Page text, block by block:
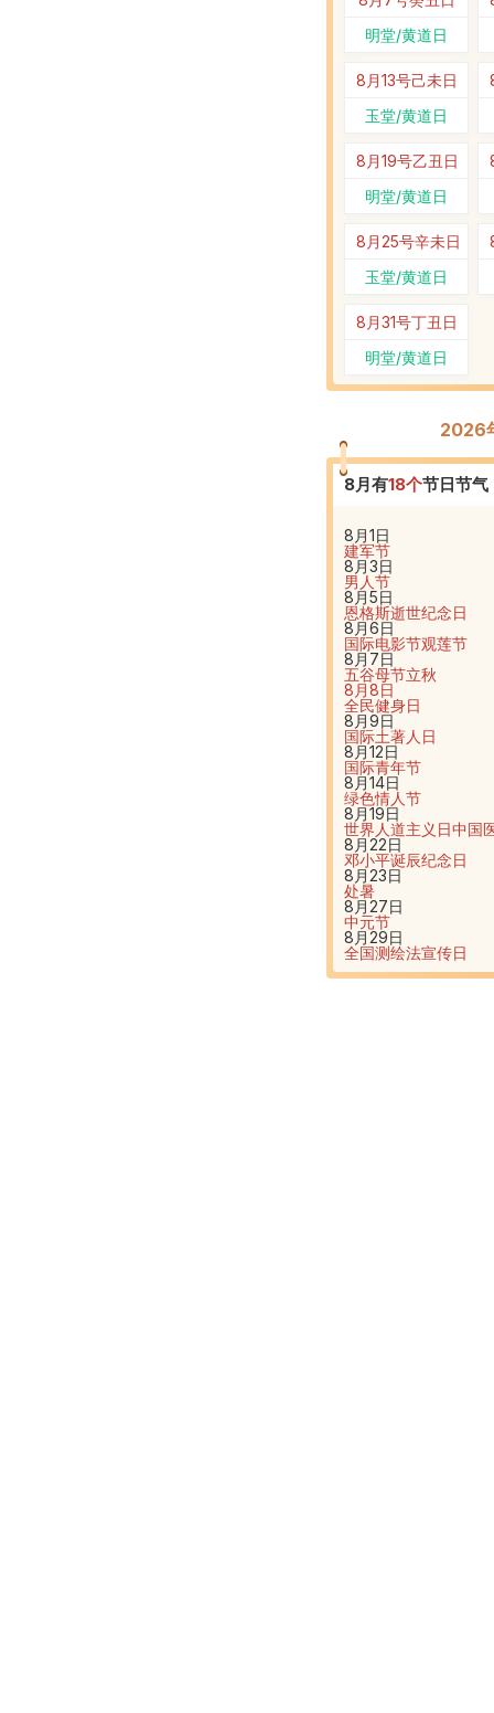
明堂/黄道日
8月13号己未日
玉堂/黄道日
8月19号乙丑日
明堂/黄道日
8月25号辛未日
玉堂/黄道日
8月31号丁丑日
明堂/黄道日
2026
8月有18个节日节气
8月1日
建军节
8月3日
男人节
8月5日
恩格斯逝世纪念日
8月6日
国际电影节观莲节
8月7日
五谷母节立秋
8月8日
全民健身日
8月9日
国际土著人日
8月12日
国际青年节
8月14日
绿色情人节
8月19日
世界人道主义日中国
8月22日
邓小平诞辰纪念日
8月23日
处暑
8月27日
中元节
8月29日
全国测绘法宣传日